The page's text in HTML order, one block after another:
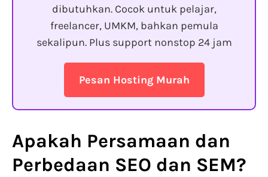
dibutuhkan. Cocok untuk pelajar,
freelancer, UMKM, bahkan pemula
sekalipun. Plus support nonstop 24 jam
Pesan Hosting Murah
Apakah Persamaan dan
Perbedaan SEO dan SEM?